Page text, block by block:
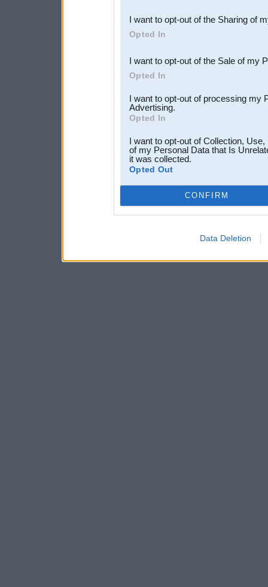
Downstream Participants
third parties.
I want to opt-out of the Sharing of
Opted In
I want to opt-out of the Sale of my
Opted In
I want to opt-out of processing my
Advertising.
Opted In
I want to opt-out of Collection,
of my Personal Data that Is
it was collected.
Opted Out
CONFIRM
Data Deletion